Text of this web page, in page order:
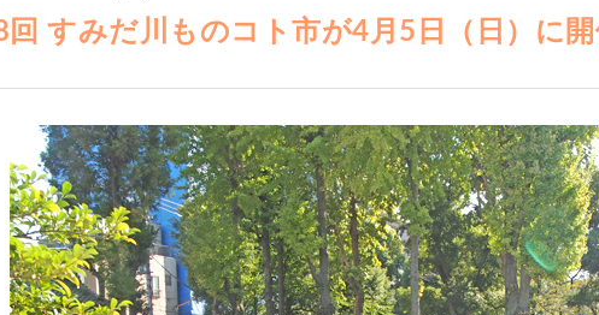
回 すみだ川ものコト市が4月5日（日）に開